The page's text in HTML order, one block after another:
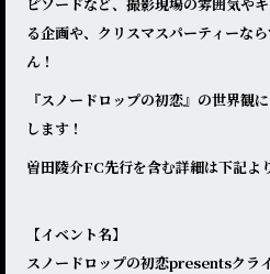
る企画や、クリスマスパーティーな
ん！
『スノードロップの初恋』の世界観
します！
曽田陵介FC先行を含む詳細は下記よ
【イベント名】
スノードロップの初恋presentsクラ